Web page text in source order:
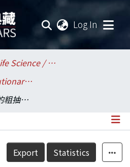
Log In
College of Life Science / 生命科學院
Ecology and Evolutionary Biology / 生態學與演化生物學研究所
兩種鐵線蕨屬植物的粗抽取物和抽取的phenols之抗真菌活性
Details
Export Statistics